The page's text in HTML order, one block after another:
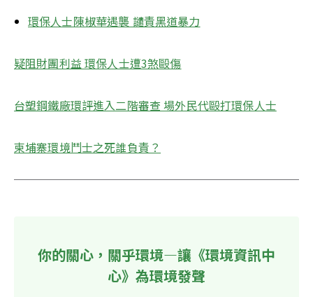
環保人士陳椒華遇襲 譴責黑道暴力
疑阻財團利益 環保人士遭3煞毆傷
台塑鋼鐵廠環評進入二階審查 場外民代毆打環保人士
柬埔寨環境鬥士之死誰負責？​
你的關心，關乎環境—讓《環境資訊中
心》為環境發聲